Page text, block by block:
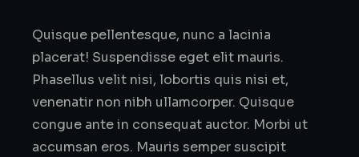
Quisque pellentesque, nunc a lacinia
placerat! Suspendisse eget elit mauris.
Phasellus velit nisi, lobortis quis nisi et,
venenatir non nibh ullamcorper. Quisque
congue ante in consequat auctor. Morbi ut
accumsan eros. Mauris semper suscipit